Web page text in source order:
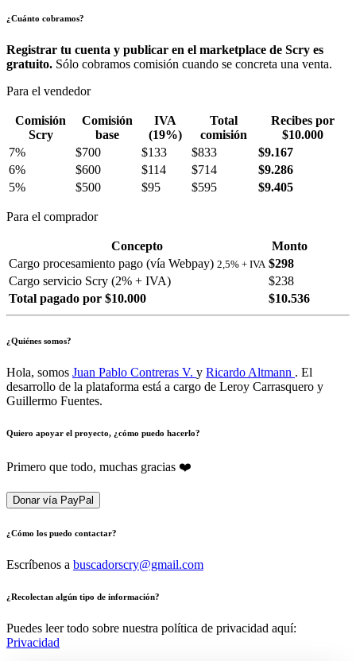
¿Cuánto cobramos?
Registrar tu cuenta y publicar en el marketplace de Scry es
gratuito. Sólo cobramos comisión cuando se concreta una venta.
Para el vendedor
Comisión
Scry
Comisión
base
IVA
(19%)
Total
comisión
Recibes por
$10.000
7%
$700 $133 $833
$9.167
6%
$600 $114 $714
$9.286
5%
$500 $95 $595 $9.405
Para el comprador
Concepto
Monto
Cargo procesamiento pago (vía Webpay) 2,5% + IVA $298
Cargo servicio Scry (2% + IVA)
$238
Total pagado por $10.000
$10.536
¿Quiénes somos?
Hola, somos Juan Pablo Contreras V. y Ricardo Altmann . El
desarrollo de la plataforma está a cargo de Leroy Carrasquero y
Guillermo Fuentes.
Quiero apoyar el proyecto, ¿cómo puedo hacerlo?
Primero que todo, muchas gracias ❤️
Donar vía PayPal
¿Cómo los puedo contactar?
Escríbenos a buscadorscry@gmail.com
¿Recolectan algún tipo de información?
Puedes leer todo sobre nuestra política de privacidad aquí:
Privacidad